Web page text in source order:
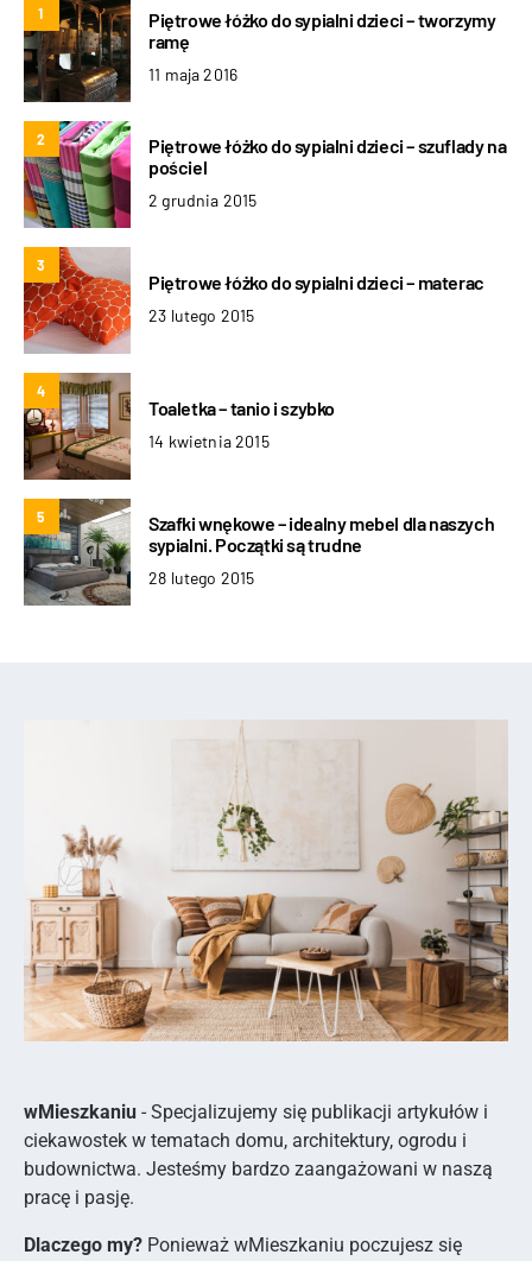
1
Piętrowe łóżko do sypialni dzieci – tworzymy
ramę
11 maja 2016
2
Piętrowe łóżko do sypialni dzieci – szuflady na
pościel
2 grudnia 2015
3
Piętrowe łóżko do sypialni dzieci – materac
23 lutego 2015
4
Toaletka – tanio i szybko
14 kwietnia 2015
5
Szafki wnękowe – idealny mebel dla naszych
sypialni. Początki są trudne
28 lutego 2015
wMieszkaniu - Specjalizujemy się publikacji artykułów i
ciekawostek w tematach domu, architektury, ogrodu i
budownictwa. Jesteśmy bardzo zaangażowani w naszą
pracę i pasję.
Dlaczego my? Ponieważ wMieszkaniu poczujesz się